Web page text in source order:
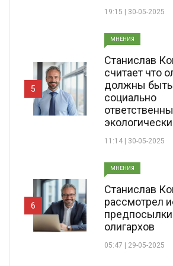
19:15 | 30-05-2025
МНЕНИЯ
Станислав
считает что
должны быть
социально
11:14 | 30-05-2025
5
МНЕНИЯ
Станислав
рассмотрел
олигархов
05:47 | 29-05-2025
6